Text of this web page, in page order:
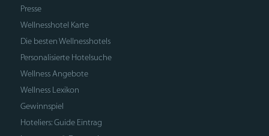
Presse
Wellnesshotel Karte
Die besten Wellnesshotels
Personalisierte Hotelsuche
Wellness Angebote
Wellness Lexikon
Gewinnspiel
Hoteliers: Guide Eintrag